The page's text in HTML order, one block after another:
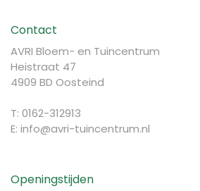
Contact
AVRI Bloem- en Tuincentrum
Heistraat 47
4909 BD Oosteind
T: 0162-312913
E: info@avri-tuincentrum.nl
Openingstijden